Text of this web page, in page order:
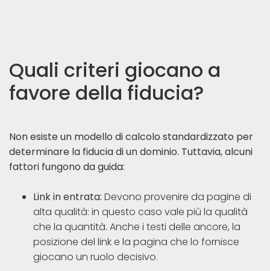
Quali criteri giocano a
favore della fiducia?
Non esiste un modello di calcolo standardizzato per
determinare la fiducia di un dominio. Tuttavia, alcuni
fattori fungono da guida:
Link in entrata: Devono provenire da pagine di
alta qualità: in questo caso vale più la qualità
che la quantità. Anche i testi delle ancore, la
posizione del link e la pagina che lo fornisce
giocano un ruolo decisivo.